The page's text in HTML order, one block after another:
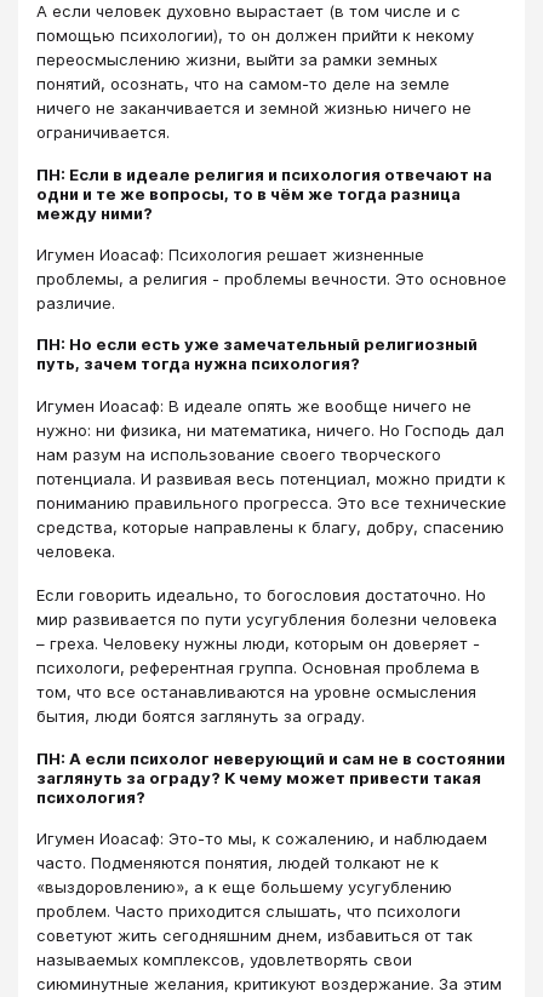
А если человек духовно вырастает (в том числе и с
помощью психологии), то он должен прийти к некому
переосмыслению жизни, выйти за рамки земных
понятий, осознать, что на самом-то деле на земле
ничего не заканчивается и земной жизнью ничего не
ограничивается.
ПН: Если в идеале религия и психология отвечают на
одни и те же вопросы, то в чём же тогда разница
между ними?
Игумен Иоасаф: Психология решает жизненные
проблемы, а религия - проблемы вечности. Это основное
различие.
ПН: Но если есть уже замечательный религиозный
путь, зачем тогда нужна психология?
Игумен Иоасаф: В идеале опять же вообще ничего не
нужно: ни физика, ни математика, ничего. Но Господь дал
нам разум на использование своего творческого
потенциала. И развивая весь потенциал, можно придти к
пониманию правильного прогресса. Это все технические
средства, которые направлены к благу, добру, спасению
человека.
Если говорить идеально, то богословия достаточно. Но
мир развивается по пути усугубления болезни человека
– греха. Человеку нужны люди, которым он доверяет -
психологи, референтная группа. Основная проблема в
том, что все останавливаются на уровне осмысления
бытия, люди боятся заглянуть за ограду.
ПН: А если психолог неверующий и сам не в состоянии
заглянуть за ограду? К чему может привести такая
психология?
Игумен Иоасаф: Это-то мы, к сожалению, и наблюдаем
часто. Подменяются понятия, людей толкают не к
«выздоровлению», а к еще большему усугублению
проблем. Часто приходится слышать, что психологи
советуют жить сегодняшним днем, избавиться от так
называемых комплексов, удовлетворять свои
сиюминутные желания, критикуют воздержание. За этим